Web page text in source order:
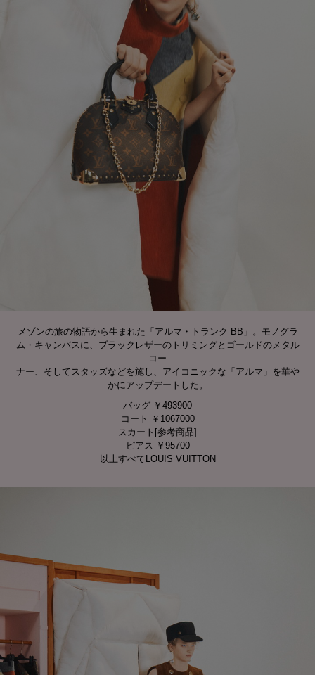
メゾンの旅の物語から生まれた「アルマ・トランク BB」。モノグラ
ム・キャンバスに、ブラックレザーのトリミングとゴールドのメタル
コー
ナー、そしてスタッズなどを施し、アイコニックな「アルマ」を華や
かにアップデートした。
バッグ ￥493900
コート ￥1067000
スカート[参考商品]
ピアス ￥95700
以上すべてLOUIS VUITTON